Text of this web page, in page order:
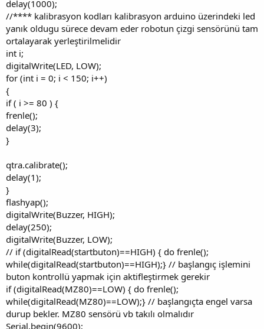
delay(1000);
//**** kalibrasyon kodları kalibrasyon arduino üzerindeki led
yanık oldugu sürece devam eder robotun çizgi sensörünü tam
ortalayarak yerleştirilmelidir
int i;
digitalWrite(LED, LOW);
for (int i = 0; i < 150; i++)
{
if ( i >= 80 ) {
frenle();
delay(3);
}
qtra.calibrate();
delay(1);
}
flashyap();
digitalWrite(Buzzer, HIGH);
delay(250);
digitalWrite(Buzzer, LOW);
// if (digitalRead(startbuton)==HIGH) { do frenle();
while(digitalRead(startbuton)==HIGH);} // başlangıç işlemini
buton kontrollü yapmak için aktifleştirmek gerekir
if (digitalRead(MZ80)==LOW) { do frenle();
while(digitalRead(MZ80)==LOW);} // başlangıçta engel varsa
durup bekler. MZ80 sensörü vb takılı olmalıdır
Serial.begin(9600);